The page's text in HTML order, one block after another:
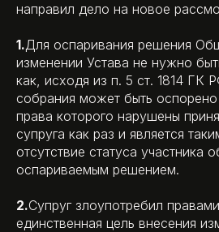
направил дело на новое
1.Для оспаривания решения
изменении Устава не нужно
как, исходя из п. 5 ст. 1814 ГК
собрания может быть
права которого нарушены
супруга как раз и является
отсутствие статуса участника
оспариваемым решением.
2.Супруг злоупотребил
единственная цель внесения